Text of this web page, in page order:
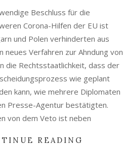
Beschluss für die
Corona-Hilfen der EU ist
und Polen verhinderten aus
neues Verfahren zur Ahndung von
die Rechtsstaatlichkeit, dass der
wie geplant
kann, wie mehrere Diplomaten
Presse-Agentur bestätigten.
von dem Veto ist neben
READING